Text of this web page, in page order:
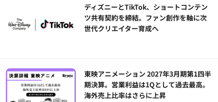
ディズニーとTikTok、ショートコンテン
ツ共有契約を締結。ファン創作を軸に次
世代クリエイター育成へ
東映アニメーション 2027年3月期第1四半
期決算。営業利益は1Qとして過去最高。
海外売上比率はさらに上昇